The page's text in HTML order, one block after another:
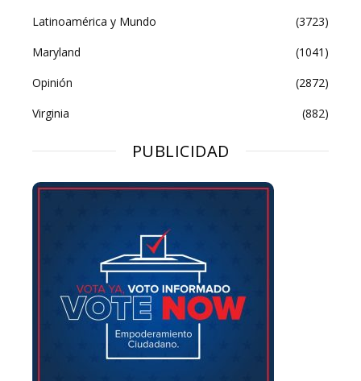
Latinoamérica y Mundo
(3723)
Maryland
(1041)
Opinión
(2872)
Virginia
(882)
PUBLICIDAD